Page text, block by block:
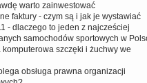
warto zainwestować
faktury - czym są i jak je wystawiać
- dlaczego to jeden z najcześciej
samochodów sportowych w
komputerowa szczęki i żuchwy we
obsługa prawna organizacji